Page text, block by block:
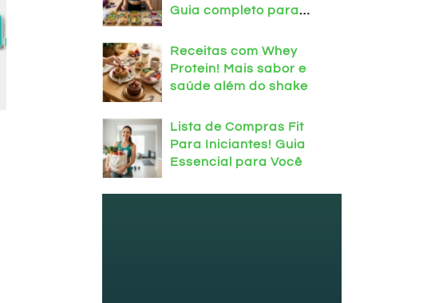
Guia completo para
Receitas com Whey
Protein! Mais sabor e
saúde além do shake
Lista de Compras Fit
Para Iniciantes! Guia
Essencial para Você